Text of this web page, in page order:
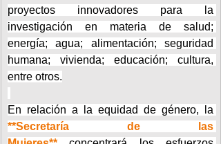
proyectos innovadores para la
investigación en materia de salud;
energía; agua; alimentación; seguridad
humana; vivienda; educación; cultura,
entre otros.
**Secretaría de las